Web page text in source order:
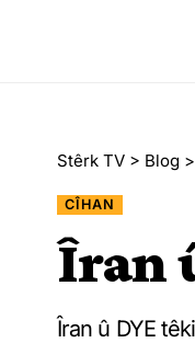
Stêrk TV > Blog >
CÎHAN
Îran
Îran û DYE